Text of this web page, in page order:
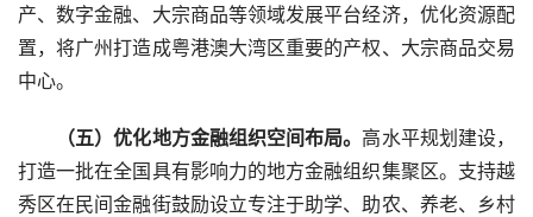
产、数字金融、大宗商品等领域发展平台经济，优化资源配
置，将广州打造成粤港澳大湾区重要的产权、大宗商品交易
中心。
（五）优化地方金融组织空间布局。 高水平规划建设，
打造一批在全国具有影响力的地方金融组织集聚区。支持越
秀区在民间金融街鼓励设立专注于助学、助农、养老、乡村